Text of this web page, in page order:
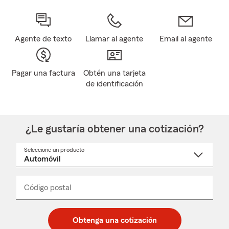
Agente de texto Llamar al agente Email al agente
Pagar una factura
Obtén una tarjeta
de identificación
¿Le gustaría obtener una cotización?
Seleccione un producto
desplegable
Código postal
de
de
_____
Obtenga una cotización